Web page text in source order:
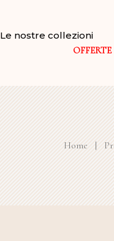
Le nostre collezioni
OFFERTE
Home |